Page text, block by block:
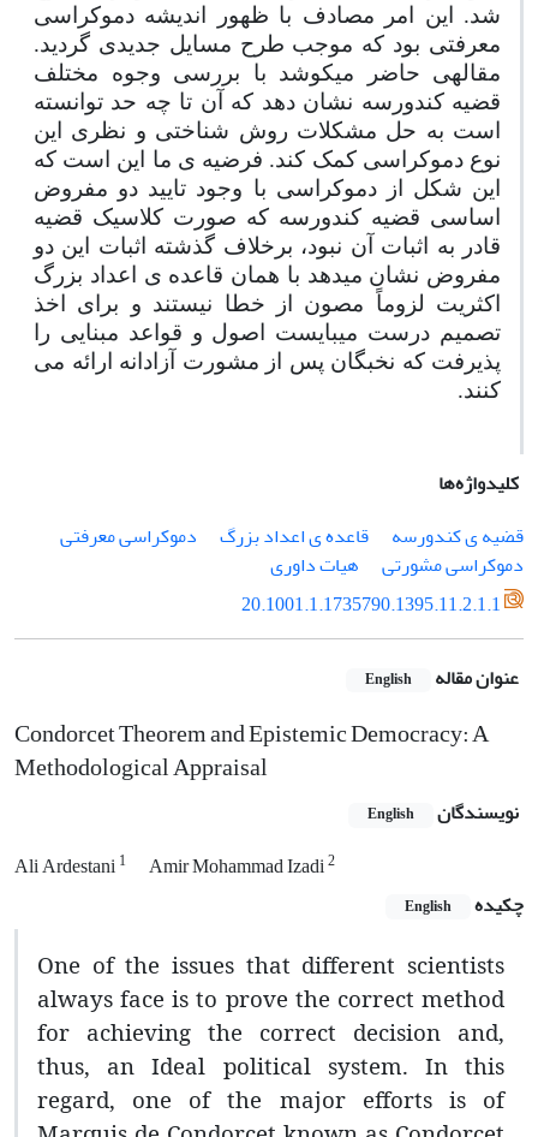
شد. این امر مصادف با ظهور اندیشه دموکراسی
معرفتی بود که موجب طرح مسایل جدیدی گردید.
مقاله­ی حاضر می­کوشد با بررسی وجوه مختلف
قضیه کندورسه نشان دهد که آن تا چه حد توانسته
است به حل مشکلات روش شناختی و نظری این
نوع دموکراسی کمک کند. فرضیه­ ی ما این است که
این شکل از دموکراسی با وجود تایید دو مفروض
اساسی قضیه کندورسه که صورت کلاسیک قضیه
قادر به اثبات آن نبود، برخلاف گذشته اثبات این دو
مفروض نشان میدهد با همان قاعده­ ی اعداد بزرگ
اکثریت لزوماً مصون از خطا نیستند و برای اخذ
تصمیم درست میبایست اصول و قواعد مبنایی را
پذیرفت که نخبگان پس از مشورت آزادانه ارائه می
کنند.
کلیدواژه‌ها
قضیه ی کندورسه
قاعده ی اعداد بزرگ
دموکراسی معرفتی
دموکراسی مشورتی
هیات داوری
20.1001.1.1735790.1395.11.2.1.1
عنوان مقاله English
Condorcet Theorem and Epistemic Democracy: A
Methodological Appraisal
نویسندگان English
Ali Ardestani1 Amir Mohammad Izadi2
چکیده English
One of the issues that different scientists
always face is to prove the correct method
for achieving the correct decision and,
thus, an Ideal political system. In this
regard, one of the major efforts is of